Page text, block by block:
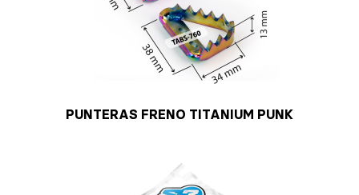
PUNTERAS FRENO TITANIUM PUNK